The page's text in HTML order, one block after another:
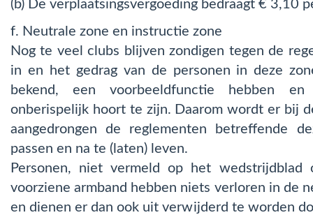
(b) De verplaatsingsvergoeding bedraagt € 3,10
f. Neutrale zone en instructie zone
Nog te veel clubs blijven zondigen tegen de
in en het gedrag van de personen in deze
bekend, een voorbeeldfunctie hebben
onberispelijk hoort te zijn. Daarom wordt er bij
aangedrongen de reglementen betreffende
passen en na te (laten) leven.
Personen, niet vermeld op het
voorziene armband hebben niets verloren in de
en dienen er dan ook uit verwijderd te worden